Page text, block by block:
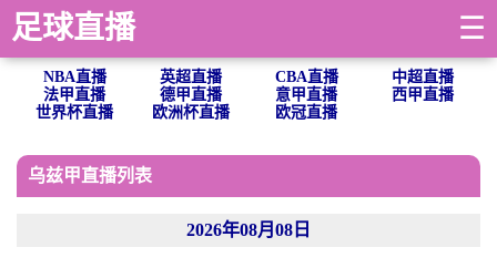
足球直播 ☰
NBA直播 英超直播 CBA直播
中超直播
法甲直播
德甲直播 意甲直播
西甲直播
世界杯直播
欧洲杯直播 欧冠直播
乌兹甲直播列表
2026年08月08日